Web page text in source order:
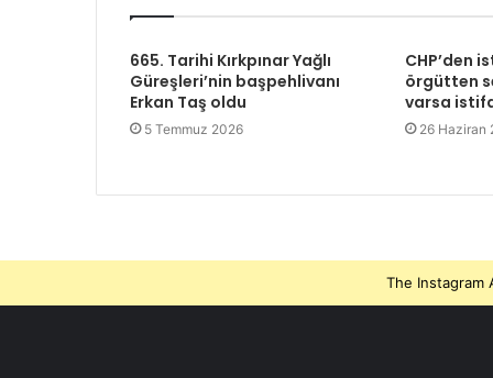
665. Tarihi Kırkpınar Yağlı
Güreşleri’nin başpehlivanı
Erkan Taş oldu
5 Temmuz 2026
CHP’den
örgütten
varsa
26 Haziran
The Instagram